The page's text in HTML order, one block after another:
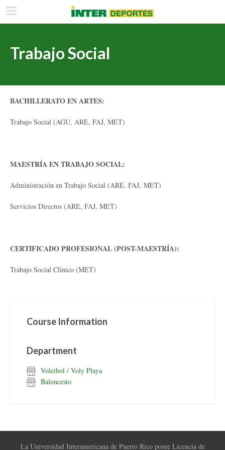
Trabajo Social
BACHILLERATO EN ARTES:
Trabajo Social (AGU, ARE, FAJ, MET)
MAESTRÍA EN TRABAJO SOCIAL:
Administración en Trabajo Social (ARE, FAJ, MET)
Servicios Directos (ARE, FAJ, MET)
CERTIFICADO PROFESIONAL (POST-MAESTRÍA):
Trabajo Social Clínico (MET)
Course Information
Department
Voleibol / Voly Playa
Baloncesto
La Universidad Interamericana de Puerto Rico posee Licencia de